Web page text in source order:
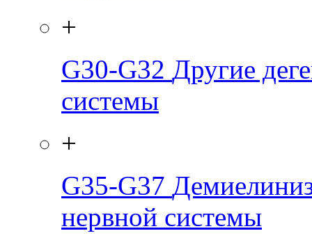
+
G30-G32 Другие
системы
+
G35-G37
нервной системы